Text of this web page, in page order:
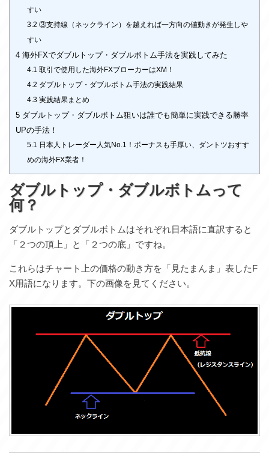
すい
3.2 ③支持線（ネックライン）を越えれば一方向の値動きが発生しや
すい
4 海外FXでダブルトップ・ダブルボトム手法を実践してみた
4.1 取引で使用した海外FXブローカーはXM！
4.2 ダブルトップ・ダブルボトム手法の実践結果
4.3 実践結果まとめ
5 ダブルトップ・ダブルボトム狙いは誰でも簡単に実践できる勝率
UPの手法！
5.1 日本人トレーダー人気No.1！ボーナスも手厚い、ダントツおすす
めの海外FX業者！
ダブルトップ・ダブルボトムって
何？
ダブルトップとダブルボトムはそれぞれ日本語に直訳すると
「２つの頂上」と「２つの底」ですね。
これらはチャート上の価格の動き方を「見たまんま」表したF
X用語になります。下の画像を見てください。